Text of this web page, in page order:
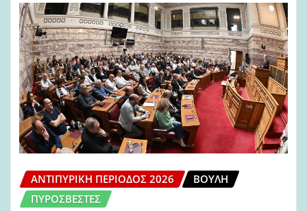
ΑΝΤΙΠΥΡΙΚΉ ΠΕΡΊΟΔΟΣ 2026
ΒΟΥΛΉ
ΠΥΡΟΣΒΈΣΤΕΣ